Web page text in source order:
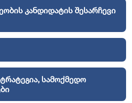
კანდიდატის შესარჩევი
სამოქმედო